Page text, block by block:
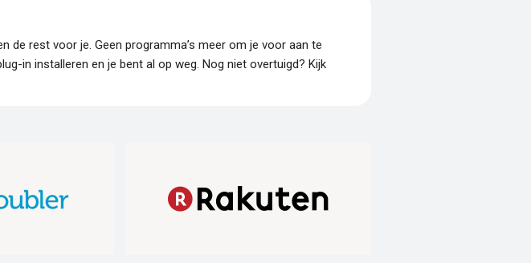
de rest voor je. Geen programma’s meer om je voor aan te
in installeren en je bent al op weg. Nog niet overtuigd? Kijk